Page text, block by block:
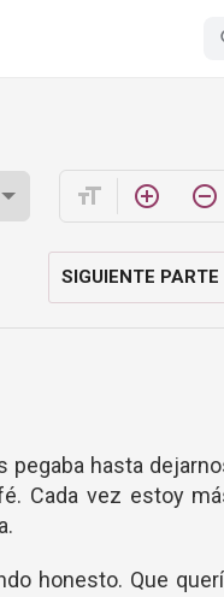
format_size add_circle_outline remove_circle_outline
SIGUIENTE PARTE
pegaba hasta
Cada vez estoy
honesto. Que